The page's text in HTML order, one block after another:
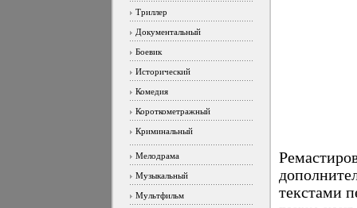
Триллер
Документальный
Боевик
Исторический
Комедия
Короткометражный
Криминальный
Мелодрама
Музыкальный
Мультфильм
текстами